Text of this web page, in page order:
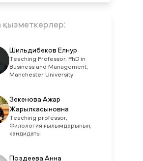
қызметкерлер:
Шильдибеков Елнур
Teaching Professor, PhD in
Business and Management,
Manchester University
Зекенова Ажар
Жарылкасыновна
Teaching professor,
Филология ғылымдарының
кандидаты
Поздеева Анна